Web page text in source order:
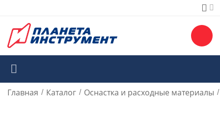
Главная / Каталог / Оснастка и расходные материалы /